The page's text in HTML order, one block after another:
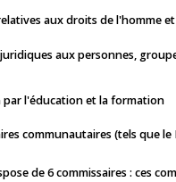
aux droits de l'homme
aux personnes,
par l'éducation et la formation
communautaires (tels que le
de 6 commissaires : ces